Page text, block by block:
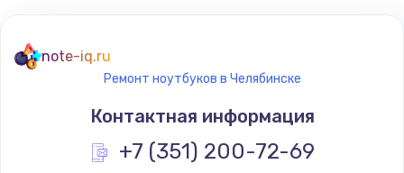
note-iq.ru
Ремонт ноутбуков в Челябинске
Контактная информация
+7 (351) 200-72-69